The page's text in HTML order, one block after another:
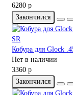
6280 р
Закончился
Кобура для Glock
Нет в наличии
3360 р
Закончился